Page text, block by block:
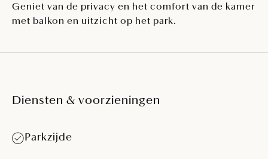
Geniet van de privacy en het comfort van de kamer
met balkon en uitzicht op het park.
Diensten & voorzieningen
Parkzijde